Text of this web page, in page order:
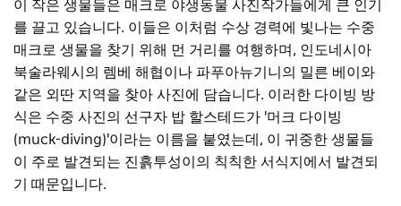
이 작은 생물들은 매크로 야생동물 사진작가들에게 큰 인기
를 끌고 있습니다. 이들은 이처럼 수상 경력에 빛나는 수중
매크로 생물을 찾기 위해 먼 거리를 여행하며, 인도네시아
북술라웨시의 렘베 해협이나 파푸아뉴기니의 밀른 베이와
같은 외딴 지역을 찾아 사진에 담습니다. 이러한 다이빙 방
식은 수중 사진의 선구자 밥 할스테드가 '머크 다이빙
(muck-diving)'이라는 이름을 붙였는데, 이 귀중한 생물들
이 주로 발견되는 진흙투성이의 칙칙한 서식지에서 발견되
기 때문입니다.